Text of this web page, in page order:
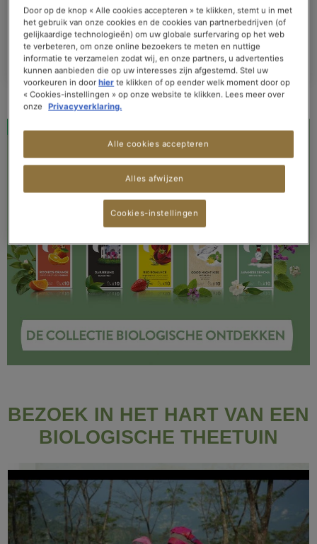
BEZOEK IN HET HART VAN EEN
BIOLOGISCHE THEETUIN
Door op de knop « Alle cookies accepteren » te klikken, stemt u in met
het gebruik van onze cookies en de cookies van partnerbedrijven (of
gelijkaardige technologieën) om uw globale surfervaring op het web
te verbeteren, om onze online bezoekers te meten en nuttige
informatie te verzamelen zodat wij, en onze partners, u advertenties
kunnen aanbieden die op uw interesses zijn afgestemd. Stel uw
voorkeuren in doorhier te klikken of op eender welk moment door op
« Cookies-instellingen » op onze website te klikken. Lees meer over
onze
Privacyverklaring.
Alles afwijzen
Alle cookies accepteren
Cookies-instellingen